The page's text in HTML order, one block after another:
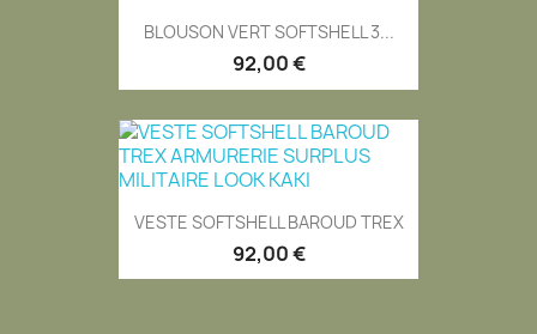
BLOUSON VERT SOFTSHELL 3...
92,00 €
VESTE SOFTSHELL BAROUD TREX
92,00 €